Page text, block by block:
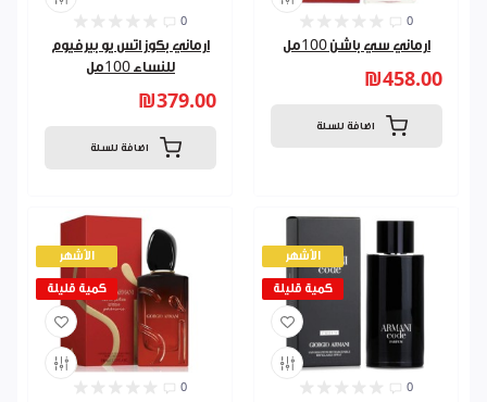
0
ارماني بكوز اتس يو بيرفيوم
للنساء 100مل
₪379.00
اضافة للسلة
0
ارماني سي باشن 100مل
₪458.00
اضافة للسلة
الأشهر
كمية قليلة
0
الأشهر
كمية قليلة
0